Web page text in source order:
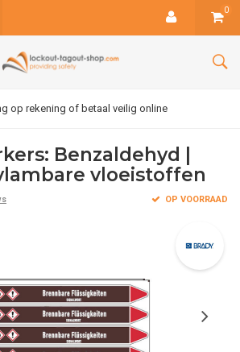
0
op rekening of betaal veilig online
Benzaldehyd |
vloeistoffen
OP VOORRAAD